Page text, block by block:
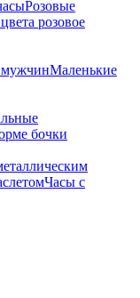
Розовые
розовое
мужчинМаленькие
бочки
Часы с